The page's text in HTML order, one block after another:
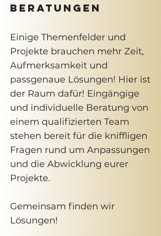
BERATUNGEN
Einige Themenfelder und
Projekte brauchen mehr Zeit,
Aufmerksamkeit und
passgenaue Lösungen! Hier ist
der Raum dafür! Eingängige
und individuelle Beratung von
einem qualifizierten Team
stehen bereit für die kniffligen
Fragen rund um Anpassungen
und die Abwicklung eurer
Projekte.
Gemeinsam finden wir
Lösungen!